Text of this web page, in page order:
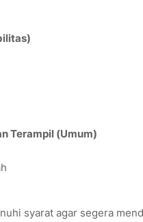
Terampil (Umum)
syarat agar segera